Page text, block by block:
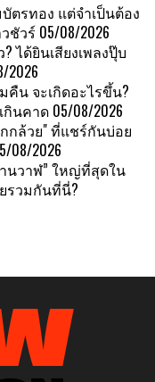
ตรทอง แต่จำเป็นต้อง
ชัวร์ 05/08/2026
ได้ยินเสียงเพลงปุ๊บ
2026
คืน จะเกิดอะไรขึ้น?
กินคาด 05/08/2026
กล้วย" ที่แชร์กันบ่อย
08/2026
นวาฬ” ใหญ่ที่สุดใน
รวมกันที่นี่?